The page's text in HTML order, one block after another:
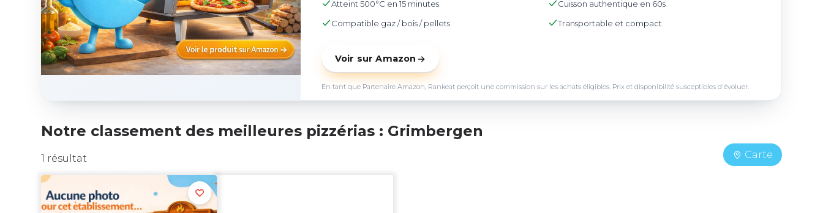
Atteint 500°C en 15 minutes
Cuisson authentique en 60s
Compatible gaz / bois / pellets
Transportable et compact
Voir sur Amazon
En tant que Partenaire Amazon, Rankeat perçoit une commission sur les achats éligibles. Prix et disponibilité susceptibles d'évoluer.
Notre classement des meilleures pizzérias : Grimbergen
1 résultat Carte